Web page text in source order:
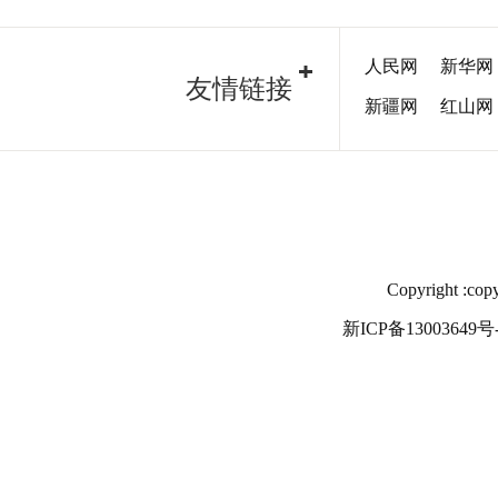
友情链接
人民网 新华网
新疆网 红山网
Copyright
新ICP备13003649号